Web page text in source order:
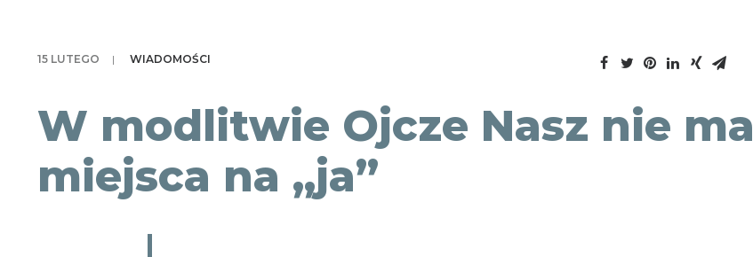
15 LUTEGO | WIADOMOŚCI
W modlitwie Ojcze Nasz nie ma
miejsca na „ja”